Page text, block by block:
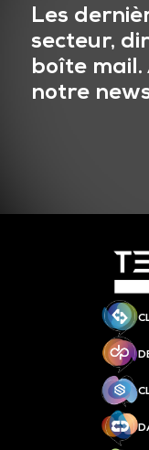
Les
secteur,
boîte
notre